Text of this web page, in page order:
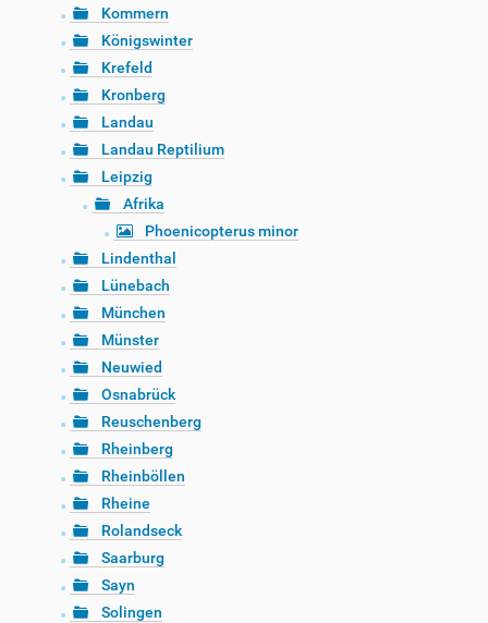
Kommern
Königswinter
Krefeld
Kronberg
Landau
Landau Reptilium
Leipzig
Afrika
Phoenicopterus minor
Lindenthal
Lünebach
München
Münster
Neuwied
Osnabrück
Reuschenberg
Rheinberg
Rheinböllen
Rheine
Rolandseck
Saarburg
Sayn
Solingen